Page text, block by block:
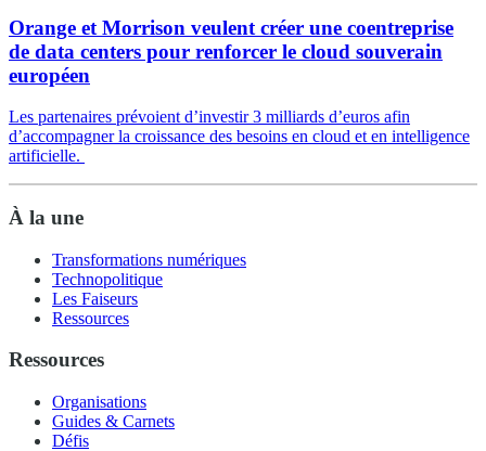
Orange et Morrison veulent créer une coentreprise
de data centers pour renforcer le cloud souverain
européen
Les partenaires prévoient d’investir 3 milliards d’euros afin
d’accompagner la croissance des besoins en cloud et en intelligence
artificielle.
À la une
Transformations numériques
Technopolitique
Les Faiseurs
Ressources
Ressources
Organisations
Guides & Carnets
Défis